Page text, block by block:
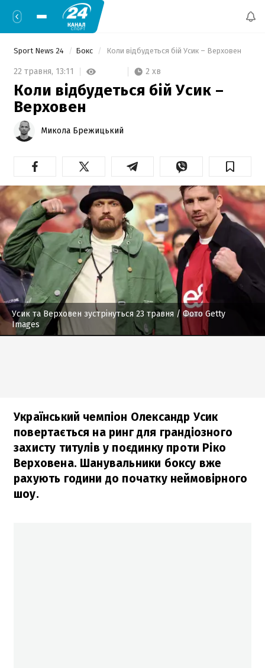
Sport News 24 Бокс Коли відбудеться бій Усик – Верховен
22 травня, 13:11 2 хв
Коли відбудеться бій Усик –
Верховен
Микола Брежицький
Усик та Верховен зустрінуться 23 травня / Фото Getty
Images
Український чемпіон Олександр Усик
повертається на ринг для грандіозного
захисту титулів у поєдинку проти Ріко
Верховена. Шанувальники боксу вже
рахують години до початку неймовірного
шоу.